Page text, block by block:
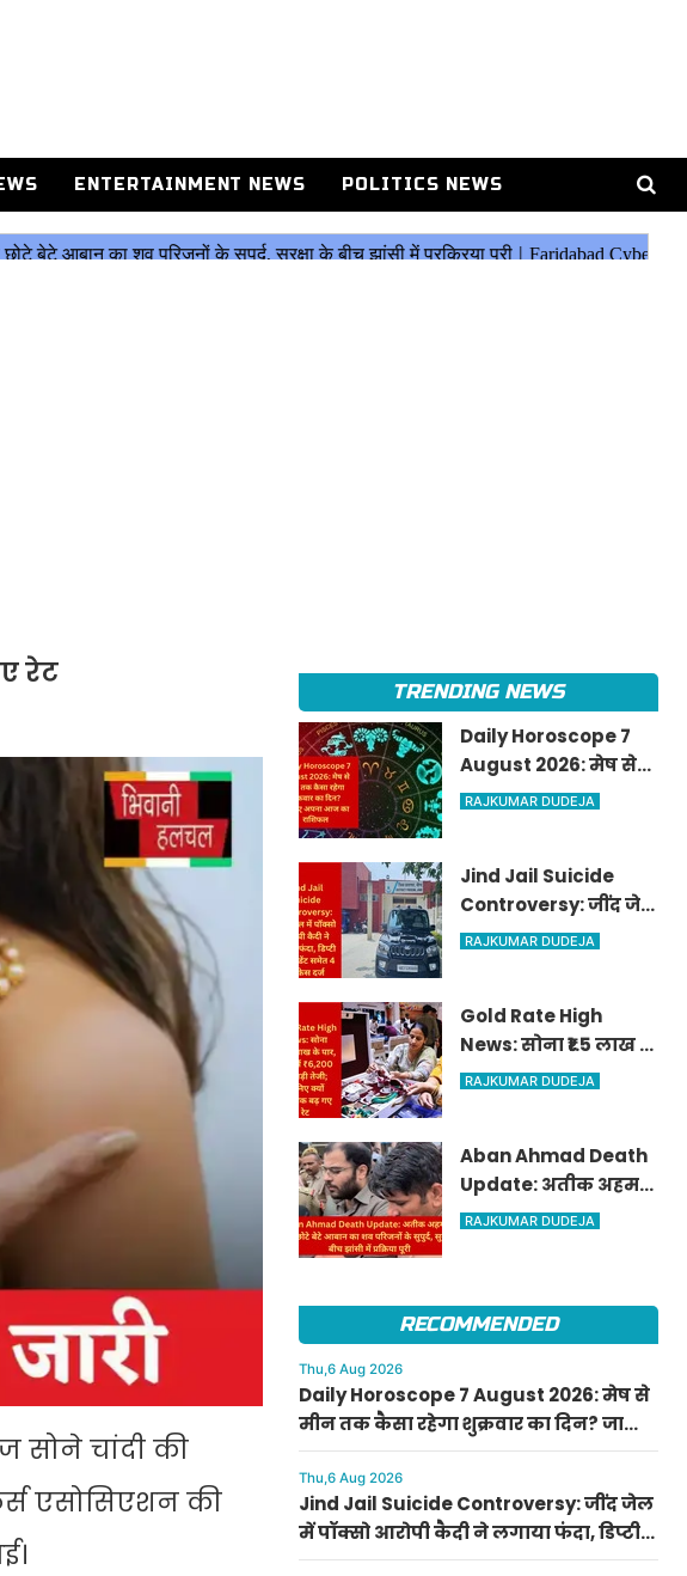
ENTERTAINMENT NEWS POLITICS NEWS
रेट
सोने चांदी की
एसोसिएशन की
TRENDING NEWS
Daily Horoscope 7
August 2026: मेष से
मीन तक कैसा रहेगा
RAJKUMAR DUDEJA
Jind Jail Suicide
Controversy: जींद जेल
में पॉक्सो आरोपी कैदी ने
केस दर्ज
RAJKUMAR DUDEJA
Gold Rate High
News: सोना ₹1.5 लाख के
पार, चांदी में ₹6,200 की
RAJKUMAR DUDEJA
Aban Ahmad Death
Update: अतीक अहमद
के सबसे छोटे बेटे आबान
RAJKUMAR DUDEJA
RECOMMENDED
Thu,6 Aug 2026
Daily Horoscope 7 August 2026: मेष से
मीन तक कैसा रहेगा शुक्रवार का दिन? जानिए
अपना आज का राशिफल
Thu,6 Aug 2026
Jind Jail Suicide Controversy: जींद जेल
में पॉक्सो आरोपी कैदी ने लगाया फंदा, डिप्टी
सुपरिंटेंडेंट समेत 4 पर केस दर्ज